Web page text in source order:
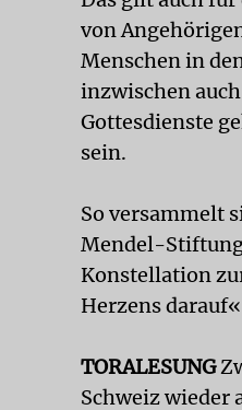
von
Menschen in
inzwischen
Gottesdienste
sein.
So versammelt
Mendel-
Konstellation
Herzens
TORALESUNG
Schweiz wieder